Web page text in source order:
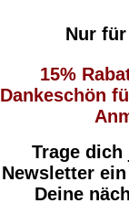
l
u
g
Nur
15%
Dankeschön
Trage
Newsletter
Deine